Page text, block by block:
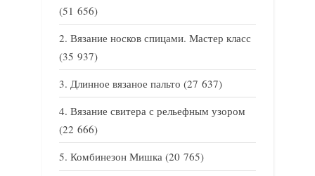
(51 656)
Вязание носков спицами. Мастер класс
(35 937)
Длинное вязаное пальто (27 637)
Вязание свитера с рельефным узором
(22 666)
Комбинезон Мишка (20 765)